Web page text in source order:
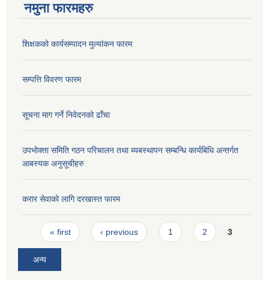
नमुना फारमहरु
शिक्षकको कार्यसम्पादन मुल्यांकन फारम
सम्पत्ति विवरण फारम
सूचना माग गर्ने निवेदनको ढाँचा
उपभोक्ता समिति गठन परिचालन तथा ब्यबस्थापन सम्बन्धि कार्यबिधि अन्तर्गत
आबस्यक अनुसूचीहरु
करार सेवाको लागि दरखास्त फारम
Pages
« first ‹ previous 1 2 3
अन्य